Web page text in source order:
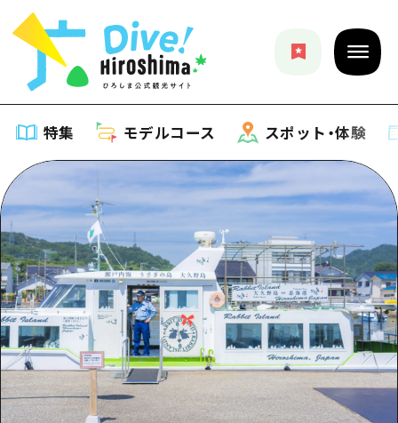
特集 モデルコース スポット・体験
特集
特集一覧
おすすめ
アート
イベント・祭り
グルメ・酒
モデルコース
モデルコース一覧
Dive! Hiroshima 公式ガイド
広島もしもトラベル
あたらしい非日常
スポット・体験
スポット・体験一覧
広島市周辺
イベント
旬情報